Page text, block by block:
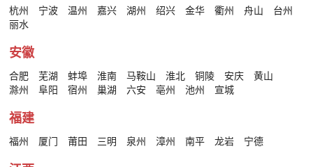
杭州 宁波 温州 嘉兴 湖州 绍兴 金华 衢州 舟山
台州
丽水
安徽
合肥 芜湖 蚌埠 淮南 马鞍山 淮北 铜陵 安庆
黄山
滁州
阜阳 宿州 巢湖 六安 亳州 池州 宣城
福建
福州 厦门 莆田 三明 泉州 漳州 南平 龙岩 宁德